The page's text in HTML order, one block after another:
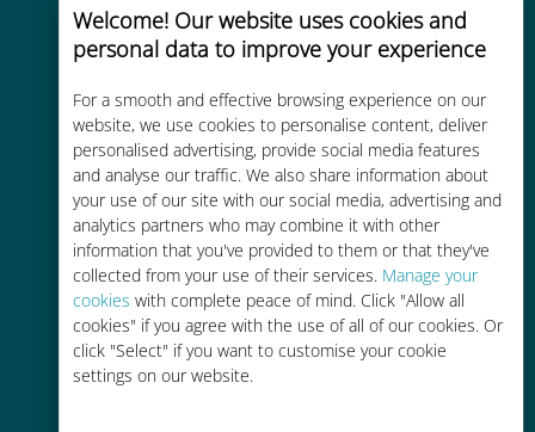
Welcome! Our website uses cookies and
personal data to improve your experience
For a smooth and effective browsing experience on our
website, we use cookies to personalise content, deliver
personalised advertising, provide social media features
and analyse our traffic. We also share information about
your use of our site with our social media, advertising and
analytics partners who may combine it with other
information that you've provided to them or that they've
collected from your use of their services. Manage your
cookies with complete peace of mind. Click "Allow all
cookies" if you agree with the use of all of our cookies. Or
click "Select" if you want to customise your cookie
settings on our website.
Custo-benefício
Até 90% mais barato do que as
tarifas de roaming de sua
operadora atual
Fácil recarga